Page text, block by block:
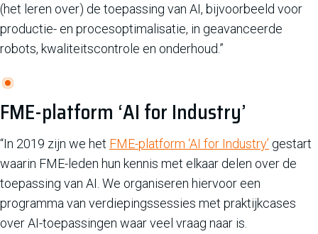
(het leren over) de toepassing van AI, bijvoorbeeld voor
productie- en procesoptimalisatie, in geavanceerde
robots, kwaliteitscontrole en onderhoud.”
FME-platform ‘AI for Industry’
“In 2019 zijn we het FME-platform ‘AI for Industry’ gestart
waarin FME-leden hun kennis met elkaar delen over de
toepassing van AI. We organiseren hiervoor een
programma van verdiepingssessies met praktijkcases
over AI-toepassingen waar veel vraag naar is.